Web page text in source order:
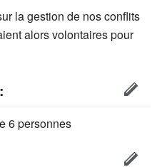
la gestion de nos conflits
alors volontaires pour
6 personnes